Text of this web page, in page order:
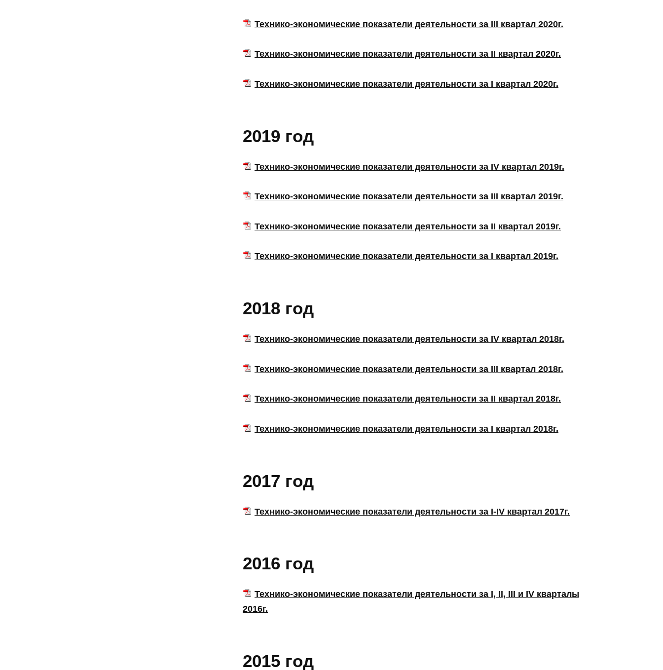
Технико-экономические показатели деятельности за III квартал 2020г.
Технико-экономические показатели деятельности за II квартал 2020г.
Технико-экономические показатели деятельности за I квартал 2020г.
2019 год
Технико-экономические показатели деятельности за IV квартал 2019г.
Технико-экономические показатели деятельности за III квартал 2019г.
Технико-экономические показатели деятельности за II квартал 2019г.
Технико-экономические показатели деятельности за I квартал 2019г.
2018 год
Технико-экономические показатели деятельности за IV квартал 2018г.
Технико-экономические показатели деятельности за III квартал 2018г.
Технико-экономические показатели деятельности за II квартал 2018г.
Технико-экономические показатели деятельности за I квартал 2018г.
2017 год
Технико-экономические показатели деятельности за I-IV квартал 2017г.
2016 год
Технико-экономические показатели деятельности за I, II, III и IV кварталы
2016г.
2015 год